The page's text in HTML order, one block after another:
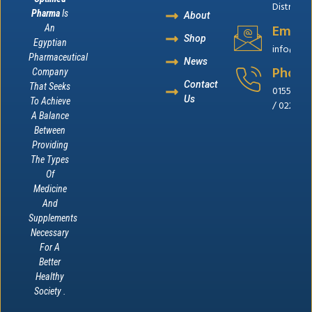
PharmaIs
An
Egyptian
Pharmaceutical
Company
That Seeks
To Achieve
A Balance
Between
Providing
The Types
Of
Medicine
And
Supplements
Necessary
For A
Better
Healthy
Society .
About
Shop
News
Contact
Us
District,
Email
Phone
/